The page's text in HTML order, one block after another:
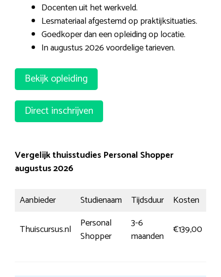
Docenten uit het werkveld.
Lesmateriaal afgestemd op praktijksituaties.
Goedkoper dan een opleiding op locatie.
In augustus 2026 voordelige tarieven.
Bekijk opleiding
Direct inschrijven
Vergelijk thuisstudies Personal Shopper
augustus 2026
Aanbieder Studienaam Tijdsduur Kosten
Thuiscursus.nl
Personal
Shopper
3-6
maanden
€139,00